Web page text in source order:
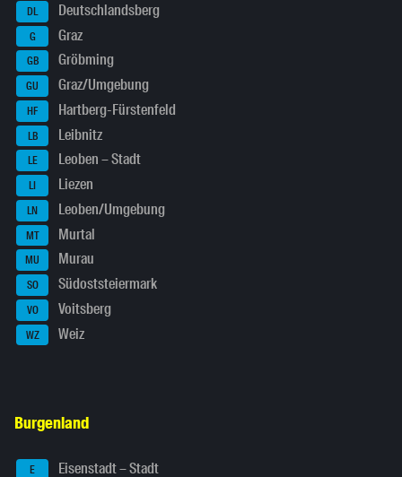
DL Deutschlandsberg
G Graz
GB Gröbming
GU Graz/Umgebung
HF Hartberg-Fürstenfeld
LB Leibnitz
LE Leoben – Stadt
LI Liezen
LN Leoben/Umgebung
MT Murtal
MU Murau
SO Südoststeiermark
VO Voitsberg
WZ Weiz
Burgenland
E Eisenstadt – Stadt